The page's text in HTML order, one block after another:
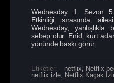
Wednesday 1. Sezon
Etkinliği sırasında
Wednesday, yanlışlıkla
sebep olur. Enid, kurt
yönünde baskı görür.
Etiketler: netflix Netflix
netflix izle Netflix Kaçak